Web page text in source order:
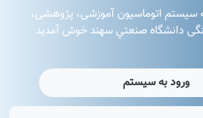
سيستم اتوماسيون آموزشی، پژوهشی،
دانشگاه صنعتي سهند خوش آمديد